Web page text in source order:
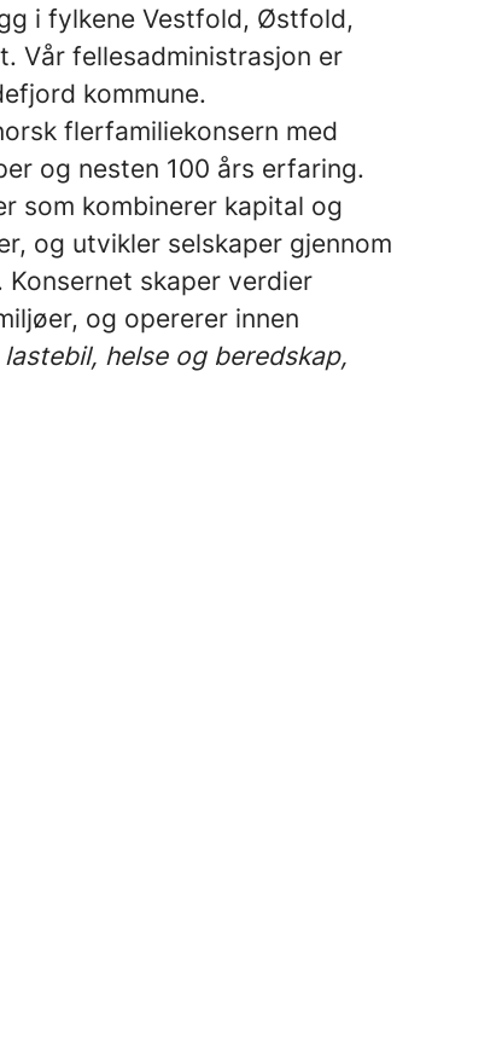
i fylkene Vestfold, Østfold,
Vår fellesadministrasjon er
kommune.
flerfamiliekonsern med
og nesten 100 års erfaring.
som kombinerer kapital og
og utvikler selskaper gjennom
skaper verdier
og opererer innen
helse og beredskap,